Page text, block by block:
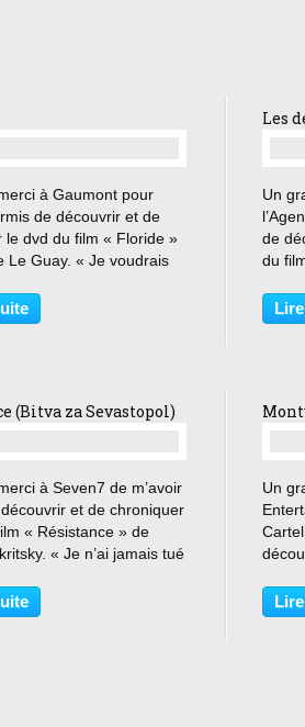
à Gaumont pour
de découvrir et de
le dvd du film « Floride »
Le Guay. « Je voudrais
petit oignon qui fait
» À 80 ans,
Les
Un
de
du
voir.
pour
(Bitva za Sevastopol)
à Seven7 de m’avoir
et de chroniquer
« Résistance » de
« Je n’ai jamais tué
En 1941, Hitler décide de
port stratégique de
Un